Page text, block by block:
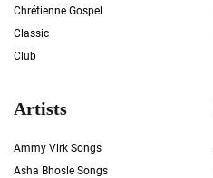
Chrétienne Gospel
Classic
Club
Artists
Ammy Virk Songs
Asha Bhosle Songs